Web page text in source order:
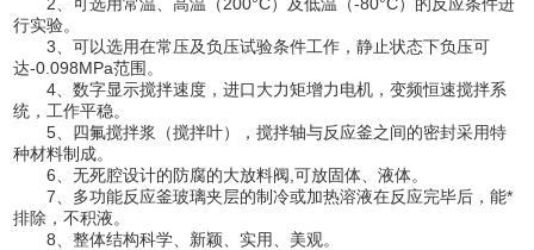
行实验。
3、可以选用在常压及负压试验条件工作，静止状态下负压可
达-0.098MPa范围。
4、数字显示搅拌速度，进口大力矩增力电机，变频恒速搅拌系
统，工作平稳。
5、四氟搅拌浆（搅拌叶），搅拌轴与反应釜之间的密封采用特
种材料制成。
6、无死腔设计的防腐的大放料阀,可放固体、液体。
7、多功能反应釜玻璃夹层的制冷或加热溶液在反应完毕后，能*
排除，不积液。
8、整体结构科学、新颖、实用、美观。